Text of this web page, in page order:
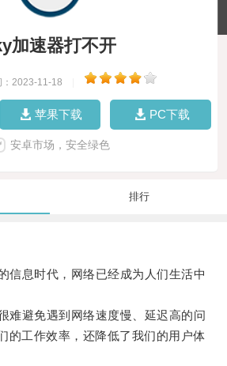
加速器打不开
：2023-11-18
苹果下载 PC下载
安卓市场，安全绿色
排行
息时代，网络已经成为人们生活中
避免遇到网络速度慢、延迟高的问
的工作效率，还降低了我们的用户体